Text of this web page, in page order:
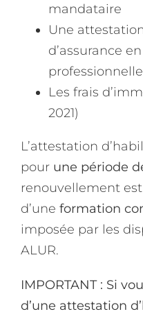
mandataire
Une
d’assurance
Les frais
2021)
L’attestation
pour une période
renouvellement
d’une formation
imposée par les
ALUR.
IMPORTANT : Si
d’une attestation